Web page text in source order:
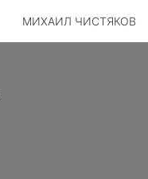
МИХАИЛ ЧИСТЯКОВ